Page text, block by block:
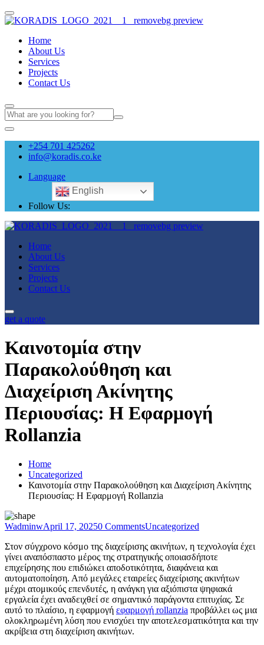
Home
About Us
Services
Projects
Contact Us
+254 701 425262
info@koradis.co.ke
Language
English
Follow Us:
Home
About Us
Services
Projects
Contact Us
get a quote
Καινοτομία στην
Παρακολούθηση και
Διαχείριση Ακίνητης
Περιουσίας: Η Εφαρμογή
Rollanzia
Home
Uncategorized
Καινοτομία στην Παρακολούθηση και Διαχείριση Ακίνητης
Περιουσίας: Η Εφαρμογή Rollanzia
WadminwApril 17, 20250 CommentsUncategorized
Στον σύγχρονο κόσμο της διαχείρισης ακινήτων, η τεχνολογία έχει
γίνει αναπόσπαστο μέρος της στρατηγικής οποιασδήποτε
επιχείρησης που επιδιώκει αποδοτικότητα, διαφάνεια και
αυτοματοποίηση. Από μεγάλες εταιρείες διαχείρισης ακινήτων
μέχρι ατομικούς επενδυτές, η ανάγκη για αξιόπιστα ψηφιακά
εργαλεία έχει αναδειχθεί σε σημαντικό παράγοντα επιτυχίας. Σε
αυτό το πλαίσιο, η εφαρμογή εφαρμογή rollanzia προβάλλει ως μια
ολοκληρωμένη λύση που ενισχύει την αποτελεσματικότητα και την
ακρίβεια στη διαχείριση ακινήτων.